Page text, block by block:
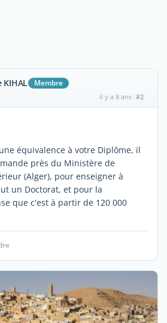
KIHAL Membre
il y a 8 ans #2
équivalence à votre Diplôme, il
près du Ministère de
(Alger), pour enseigner à
un Doctorat, et pour la
que c'est à partir de 120 000